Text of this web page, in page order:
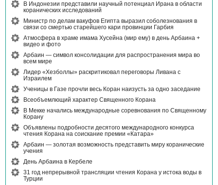
В Индонезии представили научный потенциал Ирана в области
коранических исследований
Министр по делам вакуфов Египта выразил соболезнования в
связи со смертью старейшего кари провинции Гарбия
Атмосфера в храме имама Хусейна (мир ему) в день Арбаина +
видео и фото
Арбаин — символ консолидации для распространения мира во
всем мире
Лидер «Хезболлы» раскритиковал переговоры Ливана с
Израилем
Ученицы в Газе прочли весь Коран наизусть за одно заседание
Всеобъемлющий характер Священного Корана
В Мекке начались международные соревнования по Священному
Корану
Объявлены подробности десятого международного конкурса
чтения Корана на соискание премии «Катара»
Арбаин — золотая возможность представить миру коранические
учения
День Арбаина в Кербеле
31 год непрерывной трансляции чтения Корана у истока воды в
Турции